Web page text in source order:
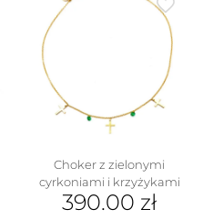
Choker z zielonymi
cyrkoniami i krzyżykami
390.00 zł